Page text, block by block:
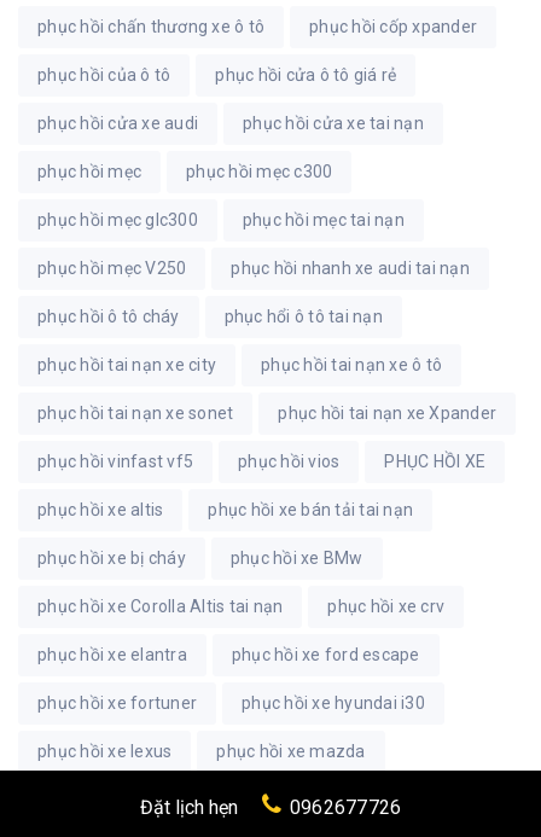
phục hồi chấn thương xe ô tô phục hồi cốp xpander
phục hồi của ô tô phục hồi cửa ô tô giá rẻ
phục hồi cửa xe audi phục hồi cửa xe tai nạn
phục hồi mẹc phục hồi mẹc c300
phục hồi mẹc glc300 phục hồi mẹc tai nạn
phục hồi mẹc V250 phục hồi nhanh xe audi tai nạn
phục hồi ô tô cháy phục hổi ô tô tai nạn
phục hồi tai nạn xe city phục hồi tai nạn xe ô tô
phục hồi tai nạn xe sonet phục hồi tai nạn xe Xpander
phục hồi vinfast vf5 phục hồi vios PHỤC HỒI XE
phục hồi xe altis phục hồi xe bán tải tai nạn
phục hồi xe bị cháy phục hồi xe BMw
phục hồi xe Corolla Altis tai nạn phục hồi xe crv
phục hồi xe elantra phục hồi xe ford escape
phục hồi xe fortuner phục hồi xe hyundai i30
phục hồi xe lexus phục hồi xe mazda
phục hồi xe mẹc phục hồi xe mẹc tai nạn
Đặt lịch hẹn 0962677726